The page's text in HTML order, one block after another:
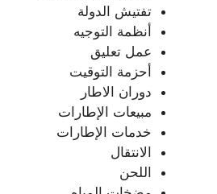
تفتيش الدولة
أنظمة التوجيه
عمل تعليق
أحزمة التوقيت
دوران الاطار
مبيعات الإطارات
خدمات الإطارات
الانتقال
اللحن